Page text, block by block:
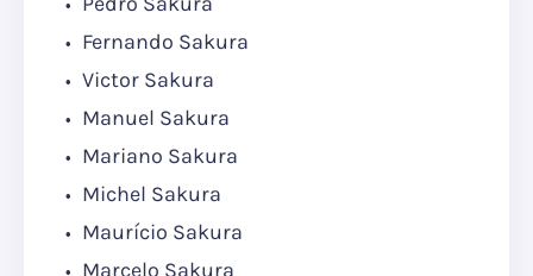
Fernando Sakura
Victor Sakura
Manuel Sakura
Mariano Sakura
Michel Sakura
Maurício Sakura
Marcelo Sakura